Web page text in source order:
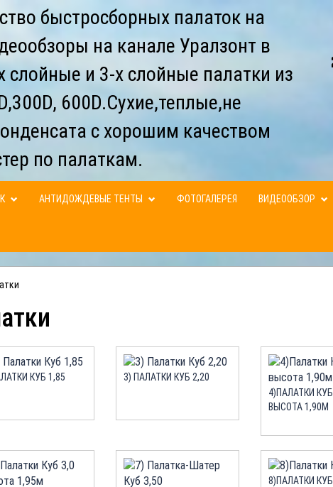
быстросборных палаток на
на канале Уралзонт в
слойные и 3-х слойные палатки из
600D.Сухие,теплые,не
с хорошим качеством
по палаткам.
АНТИДОЖДЕВЫЕ ТЕНТЫ ФОТОГАЛЕРЕЯ ВИДЕООБЗОР
КУБ 1,85
3) ПАЛАТКИ КУБ 2,20
4)ПАЛАТКИ
ВЫСОТА 1,90М
8)ПАЛАТКИ КУБ